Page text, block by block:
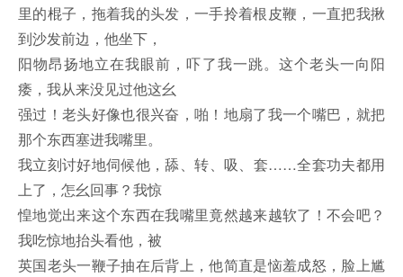
里的棍子，拖着我的头发，一手拎着根皮鞭，一直把我揪
到沙发前边，他坐下，
阳物昂扬地立在我眼前，吓了我一跳。这个老头一向阳
痿，我从来没见过他这幺
强过！老头好像也很兴奋，啪！地扇了我一个嘴巴，就把
那个东西塞进我嘴里。
我立刻讨好地伺候他，舔、转、吸、套……全套功夫都用
上了，怎幺回事？我惊
惶地觉出来这个东西在我嘴里竟然越来越软了！不会吧？
我吃惊地抬头看他，被
英国老头一鞭子抽在后背上，他简直是恼羞成怒，脸上尴